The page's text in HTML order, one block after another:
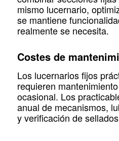
mismo lucernario,
se mantiene
realmente se necesita.
Costes de
Los lucernarios fijos
requieren
ocasional. Los
anual de mecanismos,
y verificación de